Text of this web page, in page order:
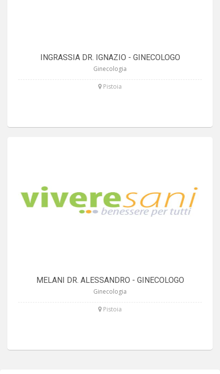
INGRASSIA DR. IGNAZIO - GINECOLOGO
Ginecologia
Pistoia
MELANI DR. ALESSANDRO - GINECOLOGO
Ginecologia
Pistoia